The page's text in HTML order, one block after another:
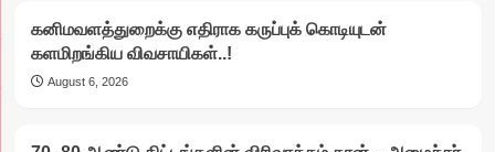
கனிமவளத்துறைக்கு எதிராக கருப்புக் கொடியுடன்
களமிறங்கிய விவசாயிகள்..!
August 6, 2026